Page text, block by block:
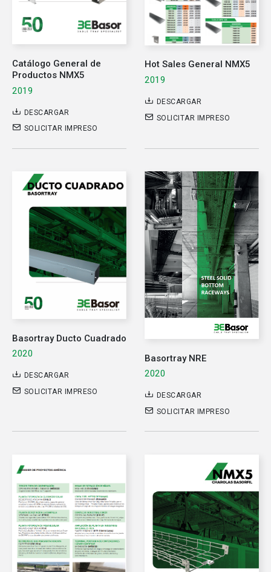
Catálogo General de
Productos NMX5
2019
DESCARGAR
SOLICITAR IMPRESO
Hot Sales General NMX5
2019
DESCARGAR
SOLICITAR IMPRESO
Basortray Ducto Cuadrado
2020
DESCARGAR
SOLICITAR IMPRESO
Basortray NRE
2020
DESCARGAR
SOLICITAR IMPRESO